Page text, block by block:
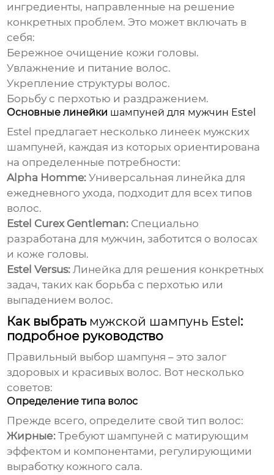
ингредиенты, направленные на решение
конкретных проблем. Это может включать в
себя:
Бережное очищение кожи головы.
Увлажнение и питание волос.
Укрепление структуры волос.
Борьбу с перхотью и раздражением.
Основные линейки шампуней для мужчин Estel
Estel предлагает несколько линеек мужских
шампуней, каждая из которых ориентирована
на определенные потребности:
Alpha Homme: Универсальная линейка для
ежедневного ухода, подходит для всех типов
волос.
Estel Curex Gentleman: Специально
разработана для мужчин, заботится о волосах
и коже головы.
Estel Versus: Линейка для решения конкретных
задач, таких как борьба с перхотью или
выпадением волос.
Как выбрать мужской шампунь Estel:
подробное руководство
Правильный выбор шампуня – это залог
здоровых и красивых волос. Вот несколько
советов:
Определение типа волос
Прежде всего, определите свой тип волос:
Жирные: Требуют шампуней с матирующим
эффектом и компонентами, регулирующими
выработку кожного сала.